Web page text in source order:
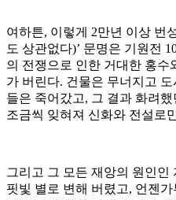
여하튼, 이렇게 2만년 이상 번
도 상관없다)’ 문명은 기원전
의 전쟁으로 인한 거대한 홍수
가 버린다. 건물은 무너지고
들은 죽어갔고, 그 결과 화려
조금씩 잊혀져 신화와 전설로
그리고 그 모든 재앙의 원인
핏빛 별로 변해 버렸고, 언젠가